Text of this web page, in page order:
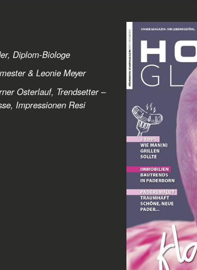
Diplom-Biologe
& Leonie Meyer
Osterlauf, Trendsetter –
Impressionen Resi